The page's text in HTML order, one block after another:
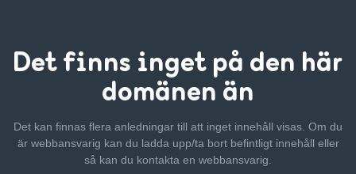
Det finns inget på den här
domänen än
Det kan finnas flera anledningar till att inget innehåll visas. Om du
är webbansvarig kan du ladda upp/ta bort befintligt innehåll eller
så kan du kontakta en webbansvarig.